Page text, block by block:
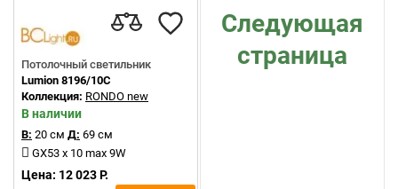
Потолочный светильник
Lumion 8196/10C
Коллекция: RONDO new
В наличии
В: 20 см Д: 69 см
GX53 x 10 max 9W
Цена: 12 023 Р.
Следующая
страница